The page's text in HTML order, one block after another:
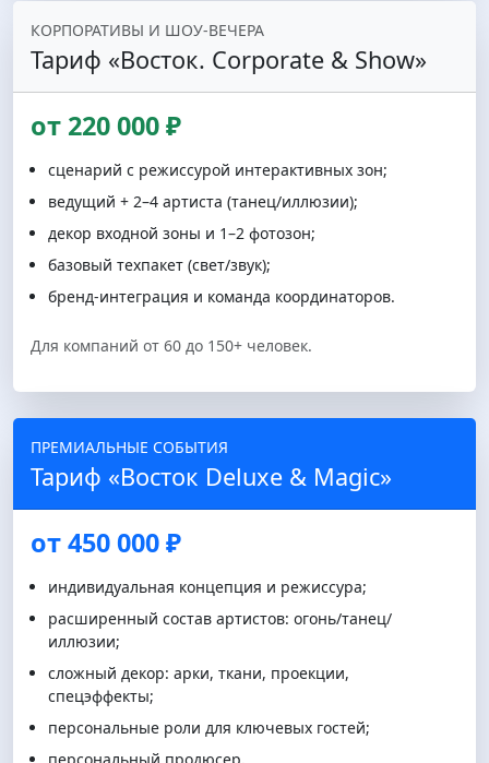
КОРПОРАТИВЫ И ШОУ-ВЕЧЕРА
Тариф «Восток. Corporate & Show»
от 220 000 ₽
сценарий с режиссурой интерактивных зон;
ведущий + 2–4 артиста (танец/иллюзии);
декор входной зоны и 1–2 фотозон;
базовый техпакет (свет/звук);
бренд-интеграция и команда координаторов.
Для компаний от 60 до 150+ человек.
ПРЕМИАЛЬНЫЕ СОБЫТИЯ
Тариф «Восток Deluxe & Magic»
от 450 000 ₽
индивидуальная концепция и режиссура;
расширенный состав артистов: огонь/танец/
иллюзии;
сложный декор: арки, ткани, проекции,
спецэффекты;
персональные роли для ключевых гостей;